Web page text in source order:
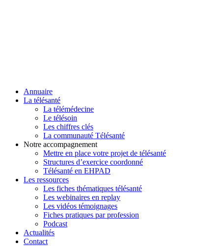
Annuaire
La télésanté
La télémédecine
Le télésoin
Les chiffres clés
La communauté Télésanté
Notre accompagnement
Mettre en place votre projet de télésanté
Structures d’exercice coordonné
Télésanté en EHPAD
Les ressources
Les fiches thématiques télésanté
Les webinaires en replay
Les vidéos témoignages
Fiches pratiques par profession
Podcast
Actualités
Contact